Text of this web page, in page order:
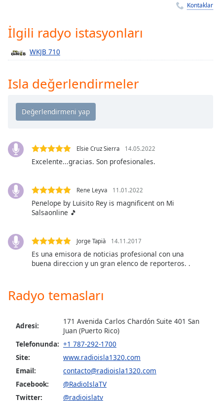
Chapters
Chapters
Descriptions
off,
selected
subtitles
subtitles
settings
dialog
off
selected
Picture-
in-
modal
window.
Beginning
Kontaklar
İlgili radyo istasyonları
WKJB 710
Isla değerlendirmeler
Elsie Cruz Sierra 14.05.2022
Excelente...gracias. Son profesionales.
Rene Leyva 11.01.2022
Penelope by Luisito Rey is magnificent on Mi
Salsaonline 🎵
Jorge Tapià 14.11.2017
Es una emisora de noticias profesional con una
buena direccion y un gran elenco de reporteros. .
Radyo temasları
Adresi:
171 Avenida Carlos Chardón Suite 401 San
Juan (Puerto Rico)
Telefonunda: +1 787-292-1700
Site:
www.radioisla1320.com
Email:
contacto@radioisla1320.com
Facebook:
@RadioIslaTV
Twitter:
@radioislatv